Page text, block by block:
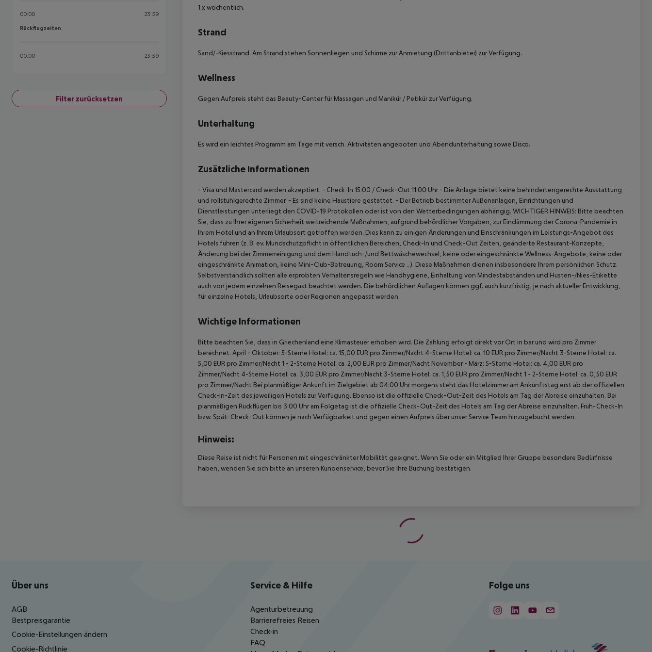
00:00 23:59
Rückflugzeiten
Rückflugzeiten
00:00 23:59
Filter zurücksetzen
1 x wöchentlich.
Strand
Sand/-Kiesstrand. Am Strand stehen Sonnenliegen und Schirme zur Anmietung (Drittanbieter) zur Verfügung.
Wellness
Gegen Aufpreis steht das Beauty-Center für Massagen und Manikür / Petikür zur Verfügung.
Unterhaltung
Es wird ein leichtes Programm am Tage mit versch. Aktivitäten angeboten und Abendunterhaltung sowie Disco.
Zusätzliche Informationen
- Visa und Mastercard werden akzeptiert. - Check-In 15:00 / Check-Out 11:00 Uhr - Die Anlage bietet keine behindertengerechte Ausstattung
und rollstuhlgerechte Zimmer. - Es sind keine Haustiere gestattet. - Der Betrieb bestimmter Außenanlagen, Einrichtungen und
Dienstleistungen unterliegt den COVID-19 Protokollen oder ist von den Wetterbedingungen abhängig. WICHTIGER HINWEIS: Bitte beachten
Sie, dass zu Ihrer eigenen Sicherheit weitreichende Maßnahmen, aufgrund behördlicher Vorgaben, zur Eindämmung der Corona-Pandemie in
Ihrem Hotel und an Ihrem Urlaubsort getroffen werden. Dies kann zu einigen Änderungen und Einschränkungen im Leistungs-Angebot des
Hotels führen (z. B. ev. Mundschutzpflicht in öffentlichen Bereichen, Check-In und Check-Out Zeiten, geänderte Restaurant-Konzepte,
Änderung bei der Zimmerreinigung und dem Handtuch-/und Bettwäschewechsel, keine oder eingeschränkte Wellness-Angebote, keine oder
eingeschränkte Animation, keine Mini-Club-Betreuung, Room Service …). Diese Maßnahmen dienen insbesondere Ihrem persönlichen Schutz.
Selbstverständlich sollten alle erprobten Verhaltensregeln wie Handhygiene, Einhaltung von Mindestabständen und Husten-/Nies-Etikette
auch von jedem einzelnen Reisegast beachtet werden. Die behördlichen Auflagen können ggf. auch kurzfristig, je nach aktueller Entwicklung,
für einzelne Hotels, Urlaubsorte oder Regionen angepasst werden.
Wichtige Informationen
Bitte beachten Sie, dass in Griechenland eine Klimasteuer erhoben wird. Die Zahlung erfolgt direkt vor Ort in bar und wird pro Zimmer
berechnet. April - Oktober: 5-Sterne Hotel: ca. 15,00 EUR pro Zimmer/Nacht 4-Sterne Hotel: ca. 10 EUR pro Zimmer/Nacht 3-Sterne Hotel: ca.
5,00 EUR pro Zimmer/Nacht 1 - 2-Sterne Hotel: ca. 2,00 EUR pro Zimmer/Nacht November - März: 5-Sterne Hotel: ca. 4,00 EUR pro
Zimmer/Nacht 4-Sterne Hotel: ca. 3,00 EUR pro Zimmer/Nacht 3-Sterne Hotel: ca. 1,50 EUR pro Zimmer/Nacht 1 - 2-Sterne Hotel: ca. 0,50 EUR
pro Zimmer/Nacht Bei planmäßiger Ankunft im Zielgebiet ab 04:00 Uhr morgens steht das Hotelzimmer am Ankunftstag erst ab der offiziellen
Check-In-Zeit des jeweiligen Hotels zur Verfügung. Ebenso ist die offizielle Check-Out-Zeit des Hotels am Tag der Abreise einzuhalten. Bei
planmäßigen Rückflügen bis 3:00 Uhr am Folgetag ist die offizielle Check-Out-Zeit des Hotels am Tag der Abreise einzuhalten. Früh-Check-In
bzw. Spät-Check-Out können je nach Verfügbarkeit und gegen einen Aufpreis über unser Service Team hinzugebucht werden.
Hinweis:
Diese Reise ist nicht für Personen mit eingeschränkter Mobilität geeignet. Wenn Sie oder ein Mitglied Ihrer Gruppe besondere Bedürfnisse
haben, wenden Sie sich bitte an unseren Kundenservice, bevor Sie Ihre Buchung bestätigen.
Footer navigation
Über uns
AGB
Bestpreisgarantie
Cookie-Einstellungen ändern
Cookie-Richtlinie
Service & Hilfe
Agenturbetreuung
Barrierefreies Reisen
Check-in
FAQ
Folge uns